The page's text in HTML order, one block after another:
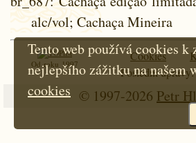
alc/vol; Cachaça Mineira
Od roku 1997
Cookies
Poslední
© 1997-2026 Petr
Tento web používá cookies k
nejlepšího zážitku na našem
cookies